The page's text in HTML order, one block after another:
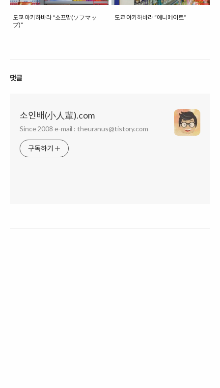
도쿄 아키하바라 “소프맙(ソフマッ
プ)”
도쿄 아키하바라 “애니메이트”
댓글
소인배(小人輩).com
Since 2008 e-mail : theuranus@tistory.com
구독하기